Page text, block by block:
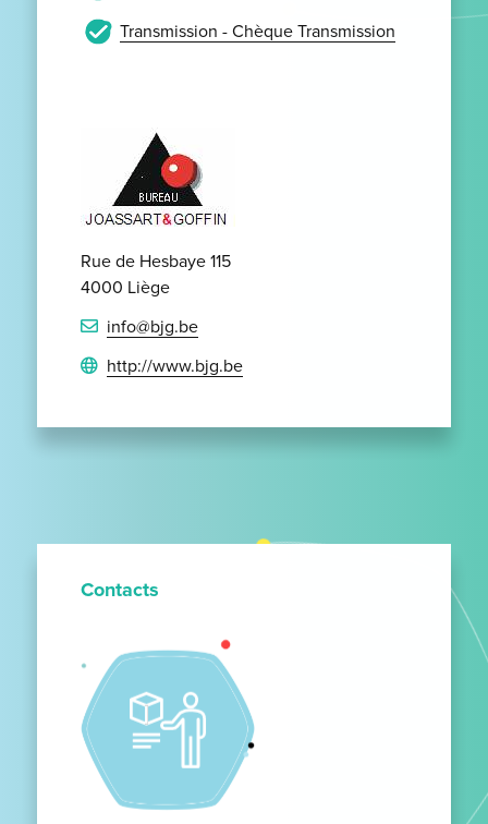
Transmission - Chèque Transmission
Rue de Hesbaye 115
4000 Liège
info@bjg.be
http://www.bjg.be
Contacts